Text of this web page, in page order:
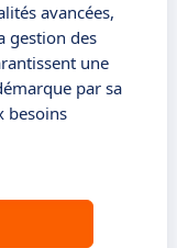
avancées,
gestion des
une
par sa
besoins